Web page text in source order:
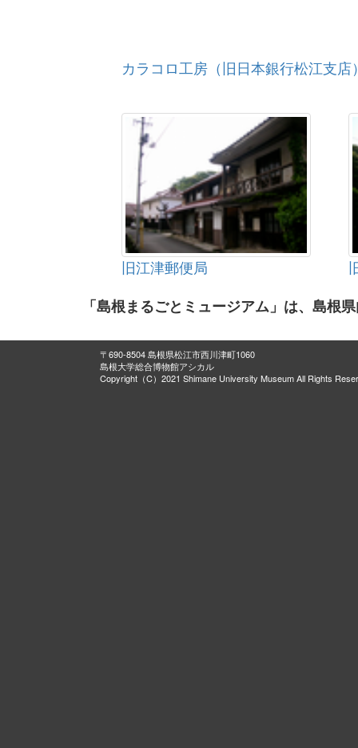
カラコロ工房（旧日本銀行松江支店
旧江津郵便局
「島根まるごとミュージアム」は、島根
〒690-8504 島根県松江市西川津町1060
島根大学総合博物館アシカル
Copyright（C）2021 Shimane University Museum All Rights